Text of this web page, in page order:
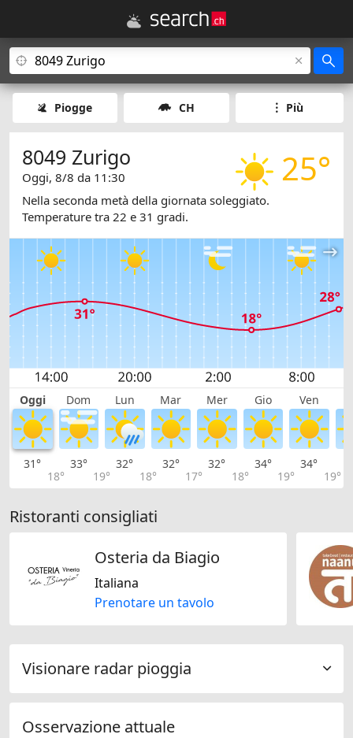
Piogge CH Più
25°
8049 Zurigo
Oggi, 8/8 da 11:30
Nella seconda metà della giornata soleggiato.
Temperature tra 22 e 31 gradi.
Oggi Dom Lun Mar Mer Gio Ven
31°
18°
33°
19°
32°
18°
32°
17°
32°
18°
34°
19°
34°
19°
Ristoranti consigliati
Osteria da Biagio
Italiana
Prenotare un tavolo
Visionare radar pioggia
Osservazione attuale